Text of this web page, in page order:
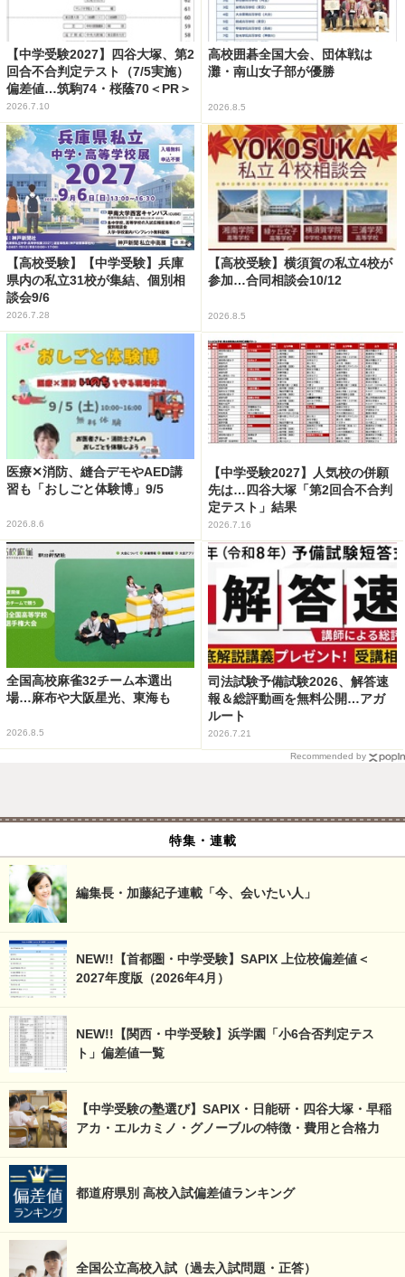
【中学受験2027】四谷大塚、第2
回合不合判定テスト（7/5実施）
偏差値…筑駒74・桜蔭70＜PR＞
2026.7.10
高校囲碁全国大会、団体戦は
灘・南山女子部が優勝
2026.8.5
【高校受験】【中学受験】兵庫
県内の私立31校が集結、個別相
談会9/6
2026.7.28
【高校受験】横須賀の私立4校が
参加…合同相談会10/12
2026.8.5
医療✕消防、縫合デモやAED講
習も「おしごと体験博」9/5
2026.8.6
【中学受験2027】人気校の併願
先は…四谷大塚「第2回合不合判
定テスト」結果
2026.7.16
全国高校麻雀32チーム本選出
場…麻布や大阪星光、東海も
2026.8.5
司法試験予備試験2026、解答速
報＆総評動画を無料公開…アガ
ルート
2026.7.21
Recommended by
特集・連載
編集長・加藤紀子連載「今、会いたい人」
NEW!!【首都圏・中学受験】SAPIX 上位校偏差値＜
2027年度版（2026年4月）
NEW!!【関西・中学受験】浜学園「小6合否判定テス
ト」偏差値一覧
【中学受験の塾選び】SAPIX・日能研・四谷大塚・早稲
アカ・エルカミノ・グノーブルの特徴・費用と合格力
都道府県別 高校入試偏差値ランキング
全国公立高校入試（過去入試問題・正答）